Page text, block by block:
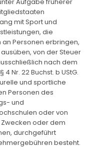
mit Sport und
die
Personen erbringen,
von der Steuer
nach dem
Nr. 22 Buchst. b UStG.
und sportliche
Personen des
und
oder von
oder dem
durchgeführt
besteht.